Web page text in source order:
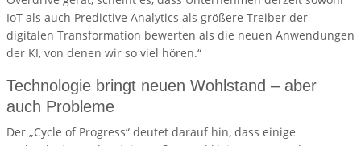
IoT als auch Predictive Analytics als größere Treiber der
digitalen Transformation bewerten als die neuen Anwendungen
der KI, von denen wir so viel hören.“
Technologie bringt neuen Wohlstand – aber
auch Probleme
Der „Cycle of Progress“ deutet darauf hin, dass einige